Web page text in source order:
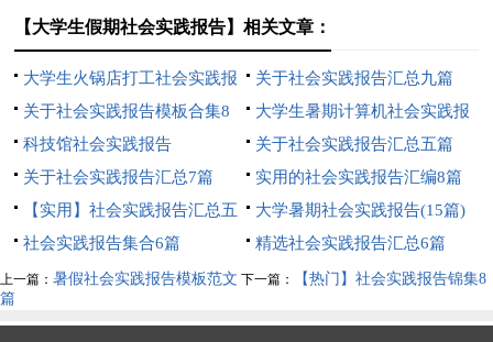
【大学生假期社会实践报告】相关文章：
大学生火锅店打工社会实践报
告
关于社会实践报告汇总九篇
关于社会实践报告模板合集8
篇
大学生暑期计算机社会实践报
告
科技馆社会实践报告
关于社会实践报告汇总五篇
关于社会实践报告汇总7篇
实用的社会实践报告汇编8篇
【实用】社会实践报告汇总五
篇
大学暑期社会实践报告(15篇)
社会实践报告集合6篇
精选社会实践报告汇总6篇
上一篇： 暑假社会实践报告模板范文 下一篇：
【热门】社会实践报告锦集8
篇